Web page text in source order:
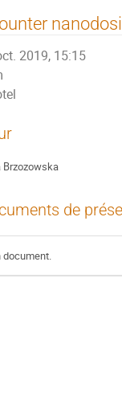
2019, 15:15
Brzozowska
de
document.